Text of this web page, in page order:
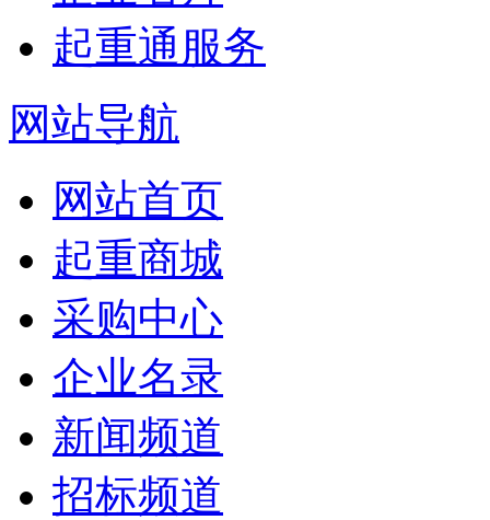
起重通服务
网站导航
网站首页
起重商城
采购中心
企业名录
新闻频道
招标频道